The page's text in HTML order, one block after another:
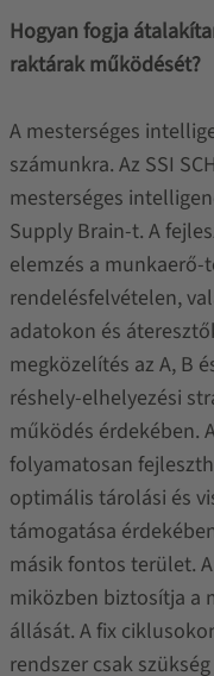
Hogyan fogja
raktárak működését?
A mesterséges
számunkra. Az SSI
mesterséges
Supply Brain-t. A
elemzés a munkaerő-
rendelésfelvételen,
adatokon és
megközelítés az A, B
réshely-elhelyezési
működés érdekében.
folyamatosan
optimális tárolási és
támogatása
másik fontos terület.
miközben biztosítja a
állását. A fix
rendszer csak